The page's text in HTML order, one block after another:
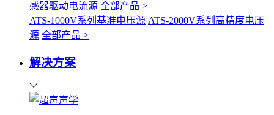
感器驱动电流源 全部产品 >
ATS-1000V系列基准电压源 ATS-2000V系列高精度电压
源 全部产品 >
解决方案